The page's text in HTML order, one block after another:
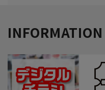
INFORMATION